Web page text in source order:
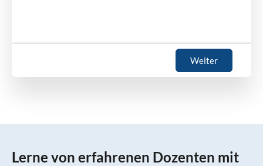
Weiter
Lerne von erfahrenen Dozenten mit